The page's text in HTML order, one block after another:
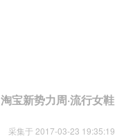
淘宝新势力周·流行女鞋
采集于 2017-03-23 19:35:19